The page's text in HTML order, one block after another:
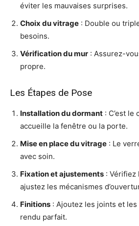
éviter les mauvaises surprises.
Choix du vitrage : Double ou
besoins.
Vérification du mur : Assurez-
propre.
Les Étapes de Pose
Installation du dormant : C’est le
accueille la fenêtre ou la porte.
Mise en place du vitrage : Le
avec soin.
Fixation et ajustements : Vérifiez
ajustez les mécanismes
Finitions : Ajoutez les joints et
rendu parfait.